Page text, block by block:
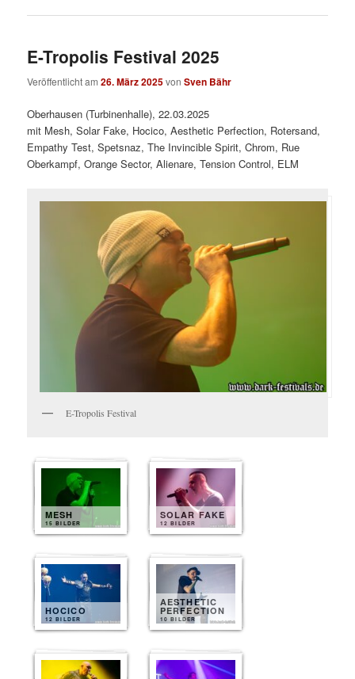
E-Tropolis Festival 2025
Veröffentlicht am26. März 2025vonSven Bähr
Oberhausen (Turbinenhalle), 22.03.2025
mit Mesh, Solar Fake, Hocico, Aesthetic Perfection, Rotersand,
Empathy Test, Spetsnaz, The Invincible Spirit, Chrom, Rue
Oberkampf, Orange Sector, Alienare, Tension Control, ELM
E-Tropolis Festival
MESH
15 BILDER
SOLAR FAKE
12 BILDER
HOCICO
12 BILDER
AESTHETIC
PERFECTION
10 BILDER